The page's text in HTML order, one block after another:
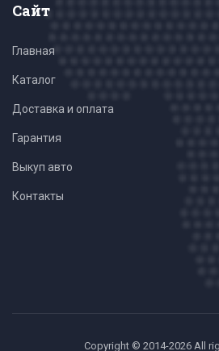
Сайт
Главная
Каталог
Доставка и оплата
Гарантия
Выкуп авто
Контакты
Copyright © 2014-2026 All